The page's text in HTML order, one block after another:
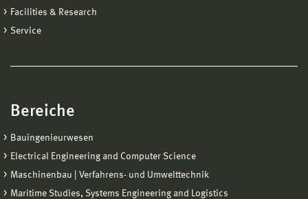
Facilities & Research
Service
Bereiche
Bauingenieurwesen
Electrical Engineering and Computer Science
Maschinenbau | Verfahrens- und Umwelttechnik
Maritime Studies, Systems Engineering and Logistics